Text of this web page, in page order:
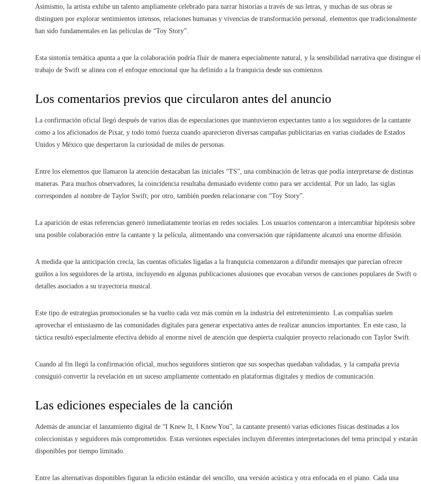
Asimismo, la artista exhibe un talento ampliamente celebrado para narrar historias a través de sus letras, y muchas de sus obras se
distinguen por explorar sentimientos intensos, relaciones humanas y vivencias de transformación personal, elementos que tradicionalmente
han sido fundamentales en las películas de “Toy Story”.
Esta sintonía temática apunta a que la colaboración podría fluir de manera especialmente natural, y la sensibilidad narrativa que distingue el
trabajo de Swift se alinea con el enfoque emocional que ha definido a la franquicia desde sus comienzos.
Los comentarios previos que circularon antes del anuncio
La confirmación oficial llegó después de varios días de especulaciones que mantuvieron expectantes tanto a los seguidores de la cantante
como a los aficionados de Pixar, y todo tomó fuerza cuando aparecieron diversas campañas publicitarias en varias ciudades de Estados
Unidos y México que despertaron la curiosidad de miles de personas.
Entre los elementos que llamaron la atención destacaban las iniciales “TS”, una combinación de letras que podía interpretarse de distintas
maneras. Para muchos observadores, la coincidencia resultaba demasiado evidente como para ser accidental. Por un lado, las siglas
corresponden al nombre de Taylor Swift; por otro, también pueden relacionarse con “Toy Story”.
La aparición de estas referencias generó inmediatamente teorías en redes sociales. Los usuarios comenzaron a intercambiar hipótesis sobre
una posible colaboración entre la cantante y la película, alimentando una conversación que rápidamente alcanzó una enorme difusión.
A medida que la anticipación crecía, las cuentas oficiales ligadas a la franquicia comenzaron a difundir mensajes que parecían ofrecer
guiños a los seguidores de la artista, incluyendo en algunas publicaciones alusiones que evocaban versos de canciones populares de Swift o
detalles asociados a su trayectoria musical.
Este tipo de estrategias promocionales se ha vuelto cada vez más común en la industria del entretenimiento. Las compañías suelen
aprovechar el entusiasmo de las comunidades digitales para generar expectativa antes de realizar anuncios importantes. En este caso, la
táctica resultó especialmente efectiva debido al enorme nivel de atención que despierta cualquier proyecto relacionado con Taylor Swift.
Cuando al fin llegó la confirmación oficial, muchos seguidores sintieron que sus sospechas quedaban validadas, y la campaña previa
consiguió convertir la revelación en un suceso ampliamente comentado en plataformas digitales y medios de comunicación.
Las ediciones especiales de la canción
Además de anunciar el lanzamiento digital de “I Knew It, I Knew You”, la cantante presentó varias ediciones físicas destinadas a los
coleccionistas y seguidores más comprometidos. Estas versiones especiales incluyen diferentes interpretaciones del tema principal y estarán
disponibles por tiempo limitado.
Entre las alternativas disponibles figuran la edición estándar del sencillo, una versión acústica y otra enfocada en el piano. Cada una